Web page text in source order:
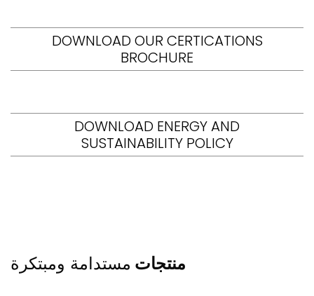
DOWNLOAD OUR CERTICATIONS
BROCHURE
DOWNLOAD ENERGY AND
SUSTAINABILITY POLICY
منتجات مستدامة ومبتكرة